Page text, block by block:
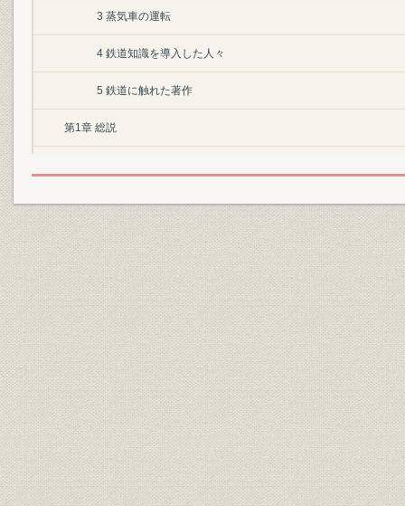
3 蒸気車の運転
4 鉄道知識を導入した人々
5 鉄道に触れた著作
第1章 総説
第1 鉄道建設の気運
1 封建的諸制度からの脱皮と鉄道の要請
2 鉄道建設計画の萌芽
3 外国人の鉄道建設勧誘と政府の態度
4 積極的建設方針への転換
第2 鉄道建設と社会の動向
1 鉄道建設に対する反対論
2 政府の対策と鉄道導入賛成論
第2節 鉄道の創始